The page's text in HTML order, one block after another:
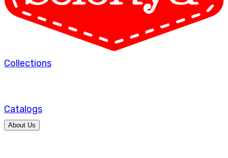
Collections
Catalogs
About Us